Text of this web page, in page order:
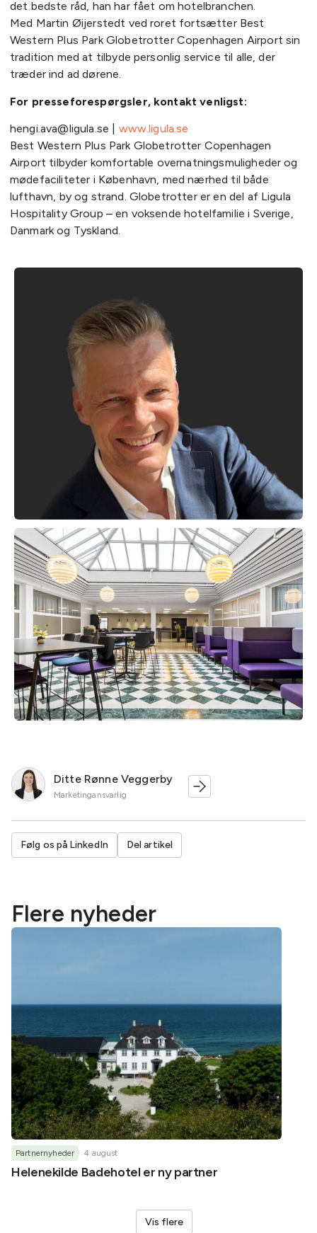
det bedste råd, han har fået om hotelbranchen.
Med Martin Øijerstedt ved roret fortsætter Best
Western Plus Park Globetrotter Copenhagen Airport sin
tradition med at tilbyde personlig service til alle, der
træder ind ad dørene.
For presseforespørgsler, kontakt venligst:
hengi.ava@ligula.se | www.ligula.se
Best Western Plus Park Globetrotter Copenhagen
Airport tilbyder komfortable overnatningsmuligheder og
mødefaciliteter i København, med nærhed til både
lufthavn, by og strand. Globetrotter er en del af Ligula
Hospitality Group – en voksende hotelfamilie i Sverige,
Danmark og Tyskland.
Ditte Rønne Veggerby
Marketingansvarlig
Følg os på LinkedIn Del artikel
Flere nyheder
Partnernyheder 4 august
Helenekilde Badehotel er ny partner
Vis flere